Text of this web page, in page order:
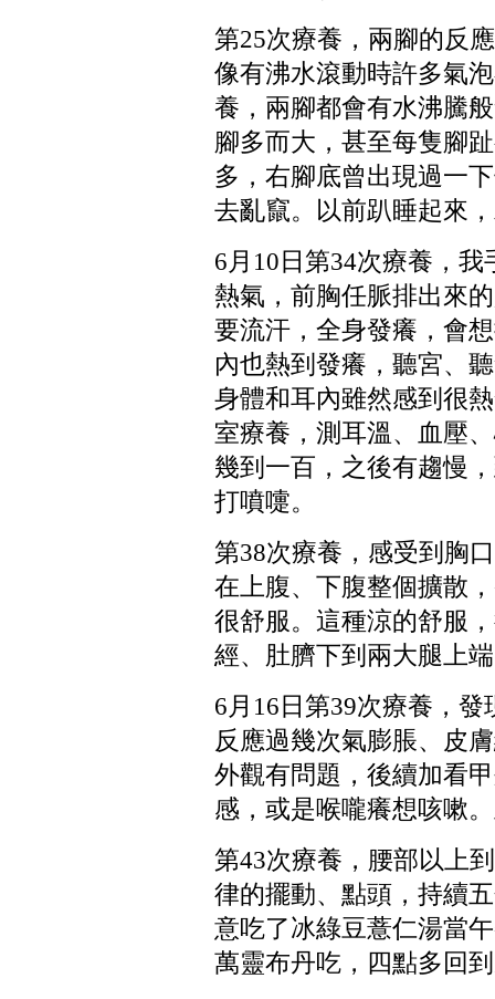
第25次療養，兩腳的反
像有沸水滾動時許多氣
養，兩腳都會有水沸騰
腳多而大，甚至每隻腳
多，右腳底曾出現過一
去亂竄。以前趴睡起來
6 月 10 日第34次療養，我
熱氣，前胸任脈排出來
要流汗，全身發癢，會
內也熱到發癢，聽宮、
身體和耳內雖然感到很
室療養，測耳溫、血壓
幾到一百，之後有趨慢
打噴嚏。
第38次療養，感受到胸
在上腹、下腹整個擴散
很舒服。這種涼的舒服
經、肚臍下到兩大腿上
6 月 16 日第39次療養，發
反應過幾次氣膨脹、皮
外觀有問題，後續加看
感，或是喉嚨癢想咳嗽
第43次療養，腰部以上
律的擺動、點頭，持續
意吃了冰綠豆薏仁湯當
萬靈布丹吃，四點多回